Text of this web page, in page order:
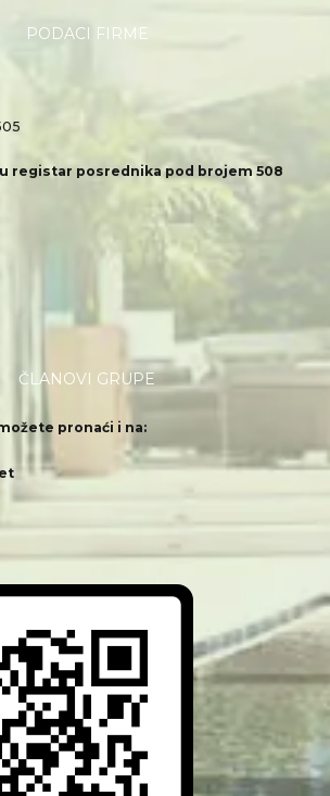
PODACI FIRME
registar posrednika pod brojem 508
ČLANOVI GRUPE
pronaći i na: